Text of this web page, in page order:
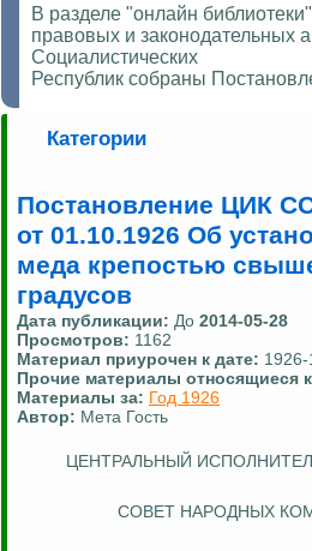
В разделе "онлайн
правовых и законодательных
Социалистических
Республик собраны
Категории
Постановление ЦИК
от 01.10.1926 Об
меда крепостью
градусов
Дата публикации: До 2014-05-28
Просмотров: 1162
Материал приурочен к дате:
Прочие материалы относящиеся
Материалы за: Год 1926
Автор: Мета Гость
ЦЕНТРАЛЬНЫЙ
СОВЕТ НАРОДНЫХ